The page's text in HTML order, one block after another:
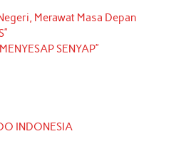
Merawat Masa Depan
SENYAP”
INDONESIA